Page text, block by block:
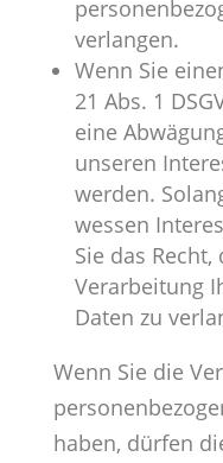
verlangen.
Wenn Sie
21 Abs. 1
eine
unseren
werden.
wessen
Sie das
Verarbeitung
Daten zu
Wenn Sie die
haben, dürfen